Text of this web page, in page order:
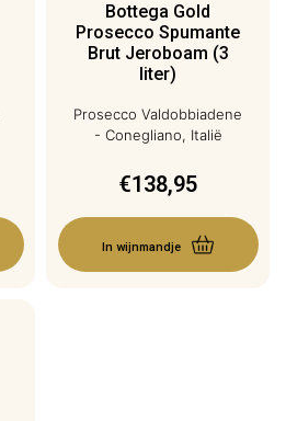
Bottega Gold
Prosecco Spumante
Brut Jeroboam (3
liter)
Prosecco Valdobbiadene
- Conegliano, Italië
€138,95
In wijnmandje